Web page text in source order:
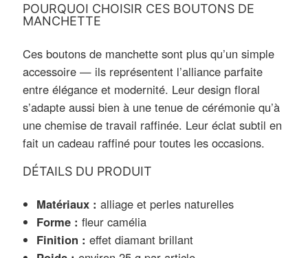
POURQUOI CHOISIR CES BOUTONS DE
MANCHETTE
Ces boutons de manchette sont plus qu’un simple
accessoire — ils représentent l’alliance parfaite
entre élégance et modernité. Leur design floral
s’adapte aussi bien à une tenue de cérémonie qu’à
une chemise de travail raffinée. Leur éclat subtil en
fait un cadeau raffiné pour toutes les occasions.
DÉTAILS DU PRODUIT
Matériaux : alliage et perles naturelles
Forme : fleur camélia
Finition : effet diamant brillant